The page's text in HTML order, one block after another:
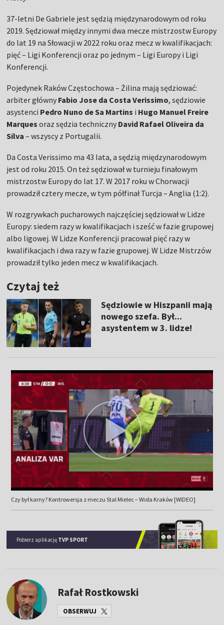
37-letni De Gabriele jest sędzią międzynarodowym od roku
2019. Sędziował między innymi dwa mecze mistrzostw Europy
do lat 19 na Słowacji w 2022 roku oraz mecz w kwalifikacjach:
pięć – Ligi Konferencji oraz po jednym – Ligi Europy i Ligi
Konferencji.
Pojedynek Raków Częstochowa – Żilina mają sędziować:
arbiter główny Fabio Jose da Costa Verissimo, sędziowie
asystenci Pedro Nuno de Sa Martins i Hugo Manuel Freire
Marques oraz sędzia techniczny David Rafael Oliveira da
Silva – wszyscy z Portugalii.
Da Costa Verissimo ma 43 lata, a sędzią międzynarodowym
jest od roku 2015. On też sędziował w turnieju finałowym
mistrzostw Europy do lat 17. W 2017 roku w Chorwacji
prowadził cztery mecze, w tym półfinał Turcja – Anglia (1:2).
W rozgrywkach pucharowych najczęściej sędziował w Lidze
Europy: siedem razy w kwalifikacjach i sześć w fazie grupowej
albo ligowej. W Lidze Konferencji pracował pięć razy w
kwalifikacjach i dwa razy w fazie grupowej. W Lidze Mistrzów
prowadził tylko jeden mecz w kwalifikacjach.
Czytaj też
Sędziowie w Hiszpanii mają
nowego szefa. Był...
asystentem w 3. lidze!
Czy był karny? Kontrowersja z meczu Stal Mielec – Wisła Kraków [WIDEO]
Pobierz aplikację TVP SPORT
Rafał Rostkowski
OBSERWUJ